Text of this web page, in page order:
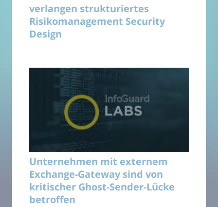
verlangen strukturiertes
Risikomanagement Security
Design
Unternehmen mit externem
Exchange-Gateway sind von
kritischer Ghost-Sender-Lücke
betroffen